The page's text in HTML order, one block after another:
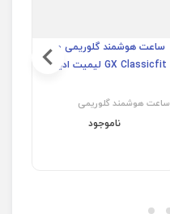
ساعت هوشمند گلوریمی مدل
GX Classicfit لیمیت ادیشن
ساعت هوشمند گلوریمی
ناموجود